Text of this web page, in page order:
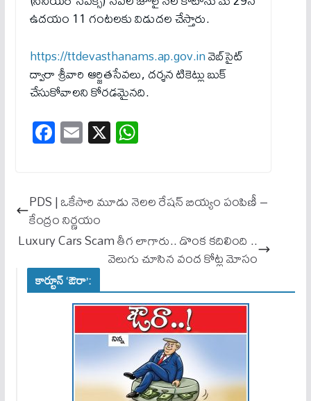
ఉదయం 11 గంటలకు విడుదల చేస్తారు.
https://ttdevasthanams.ap.gov.inవెబ్‌సైట్
ద్వారా శ్రీ‌వారి ఆర్జిత‌సేవ‌లు, ద‌ర్శ‌న టికెట్లు బుక్
చేసుకోవాల‌ని కోర‌డ‌మైన‌ది.
Fa
ce
ok
E
m
X W
ha
A
PDS | ఒకేసారి మూడు నెలల రేషన్ బియ్యం పంపిణీ –
కేంద్రం నిర్ణ‌యం
Luxury Cars Scam తీగ లాగారు.. డొంక క‌దిలింది ..
వెలుగు చూసిన వంద కోట్ల మోసం
కార్టూన్ ‘ఔరా’: